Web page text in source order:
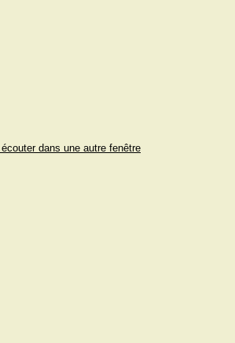
écouter dans une autre fenêtre